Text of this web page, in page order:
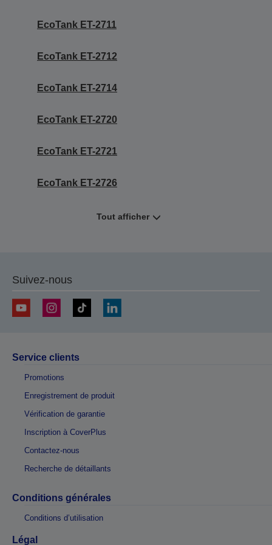
EcoTank ET-2711
EcoTank ET-2712
EcoTank ET-2714
EcoTank ET-2720
EcoTank ET-2721
EcoTank ET-2726
Tout afficher
Suivez-nous
Service clients
Promotions
Enregistrement de produit
Vérification de garantie
Inscription à CoverPlus
Contactez-nous
Recherche de détaillants
Conditions générales
Conditions d’utilisation
Légal